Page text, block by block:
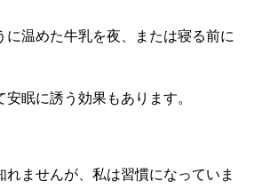
に温めた牛乳を夜、または寝る前に
眠に誘う効果もあります。
れませんが、私は習慣になっていま